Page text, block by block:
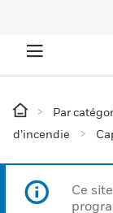
Par
d’incendie
Ce